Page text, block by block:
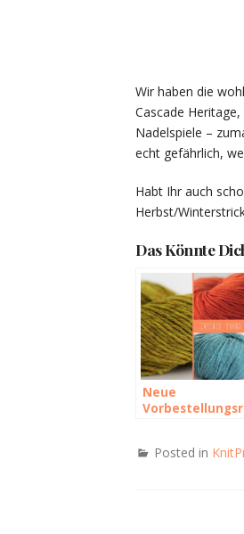
Wir haben die
Cascade
Nadelspiele –
echt gefährlich,
Habt Ihr auch
Herbst/
Das Könnte
Neue
Posted in